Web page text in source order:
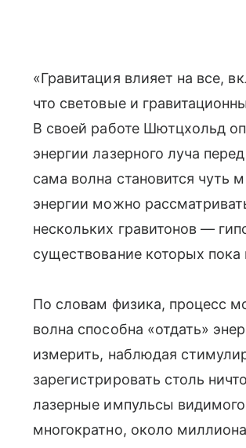
«Гравитация влияет на все,
что световые и
В своей работе Шютцхольд
энергии лазерного луча
сама волна становится чуть
энергии можно
нескольких гравитонов —
существование которых пока
По словам физика, процесс
волна способна «отдать»
измерить, наблюдая
зарегистрировать столь
лазерные импульсы
многократно, около